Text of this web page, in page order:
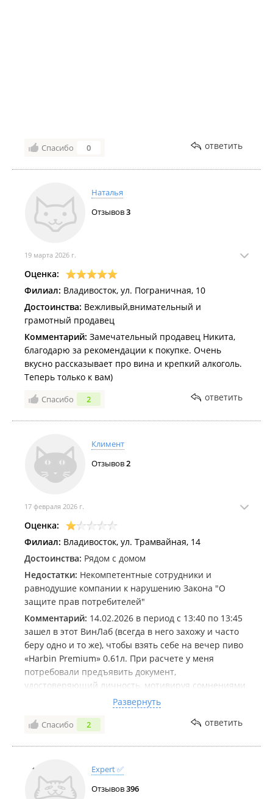
Спасибо 0 ответить
Наталья
Отзывов3
19 марта 2026 г.
Оценка:
Филиал: Владивосток, ул. Пограничная, 10
Достоинства: Вежливый,внимательный и
грамотный продавец
Комментарий: Замечательный продавец Никита,
благодарю за рекомендации к покупке. Очень
вкусно рассказывает про вина и крепкий алкоголь.
Теперь только к вам)
Спасибо 2 ответить
Климент
Отзывов2
17 февраля 2026 г.
Оценка:
Филиал: Владивосток, ул. Трамвайная, 14
Достоинства: Рядом с домом
Недостатки: Некомпетентные сотрудники и
равнодушие компании к нарушению Закона "О
защите прав потребителей"
Комментарий: 14.02.2026 в период с 13:40 по 13:45
зашел в этот ВинЛаб (всегда в него захожу и часто
беру одно и то же), чтобы взять себе на вечер пиво
«Harbin Premium» 0.61л. При расчете у меня
потребовали предъявить документ,
удостоверяющий личность, мотивируя сомнениями
в том, что я не достиг возраста совершеннолетия.
Паспорта я при себе не имел, потому я предложил
подтвердить свой возраст через Госуслуги, что
содержащихся в документах, удостоверяющих
личность гражданина Российской Федерации, с
использованием информационных технологий".
Развернуть
Спасибо 2 ответить
Expert ✅
Отзывов396